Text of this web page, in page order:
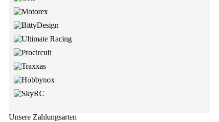
Unsere Zahlungsarten